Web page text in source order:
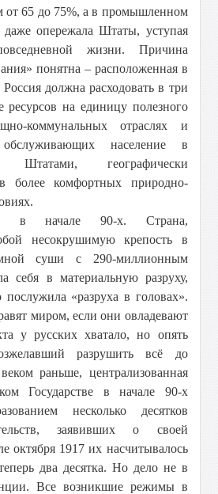
от 65 до 75%, а в промышленном
опережала Штаты, уступая
жизни. Причина
понятна – расположенная в
должна расходовать в три
ресурсов на единицу полезного
коммунальных отраслях и
население в
географически
более комфортных природно-
в начале 90-х. Страна,
несокрушимую крепость в
суши с 290-миллионным
себя в материальную разруху,
послужила «разруха в головах».
миром, если они овладевают
у русских хватало, но опять
разрушить всё до
раньше, централизованная
Государстве в начале 90-х
несколько десятков
заявивших о своей
октября 1917 их насчитывалось
два десятка. Но дело не в
Все возникшие режимы в